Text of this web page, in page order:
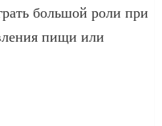
большой роли при
пищи или